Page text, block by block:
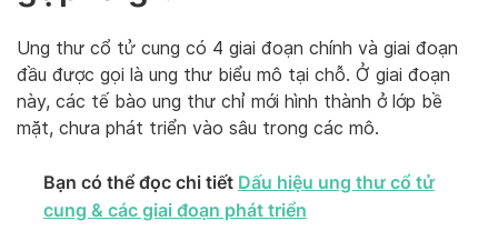
Ung thư cổ tử cung có 4 giai đoạn chính và giai đoạn
đầu được gọi là ung thư biểu mô tại chỗ. Ở giai đoạn
này, các tế bào ung thư chỉ mới hình thành ở lớp bề
mặt, chưa phát triển vào sâu trong các mô.
Bạn có thể đọc chi tiết Dấu hiệu ung thư cổ tử
cung & các giai đoạn phát triển